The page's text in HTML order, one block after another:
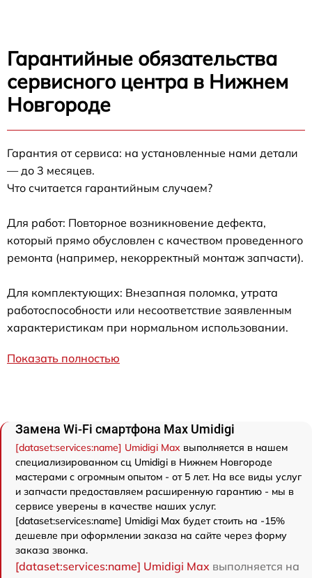
Гарантийные обязательства
сервисного центра в Нижнем
Новгороде
Гарантия от сервиса: на установленные нами детали
— до 3 месяцев.
Что считается гарантийным случаем?
Для работ: Повторное возникновение дефекта,
который прямо обусловлен с качеством проведенного
ремонта (например, некорректный монтаж запчасти).
Для комплектующих: Внезапная поломка, утрата
работоспособности или несоответствие заявленным
характеристикам при нормальном использовании.
Показать полностью
Замена Wi-Fi смартфона Max Umidigi
[dataset:services:name] Umidigi Max выполняется в нашем
специализированном сц Umidigi в Нижнем Новгороде
мастерами с огромным опытом - от 5 лет. На все виды услуг
и запчасти предоставляем расширенную гарантию - мы в
сервисе уверены в качестве наших услуг.
[dataset:services:name] Umidigi Max будет стоить на -15%
дешевле при оформлении заказа на сайте через форму
заказа звонка.
[dataset:services:name] Umidigi Max выполняется на